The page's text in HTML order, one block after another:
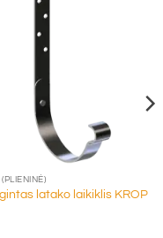
(PLIENINĖ)
latako laikiklis KROP